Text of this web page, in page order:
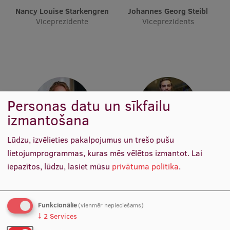
Ētikas un līdztiesības mācības
ESF kvalifikācijas celšanas kursi
Pedagoģiskās izaugsmes centrs
Pētniecība
Zinātniskie institūti un laboratorijas
Nancy Louise Starkengren
Viceprezidente
Johannes Georg Steibl
Viceprezidents
Hanna Thando Klaesson Hjelt
Akadēmiskā virziena vadītāja
Shalva Davarashvili
Finanšu administrators
Personas datu un sīkfailu
izmantošana
Lūdzu, izvēlieties pakalpojumus un trešo pušu
lietojumprogrammas, kuras mēs vēlētos izmantot. Lai
iepazītos, lūdzu, lasiet mūsu privātuma politika.
Funkcionālie(vienmēr nepieciešams)
↓ 2 Services